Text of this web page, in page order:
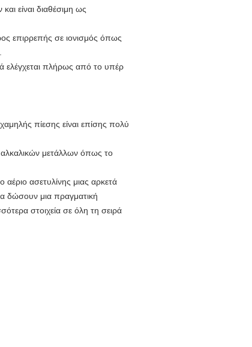
είναι διαθέσιμη ως
επιρρεπής σε ιονισμός όπως
ελέγχεται πλήρως από το υπέρ
πίεσης είναι επίσης πολύ
αλκαλικών μετάλλων όπως το
ασετυλίνης μιας αρκετά
δώσουν μια πραγματική
στοιχεία σε όλη τη σειρά